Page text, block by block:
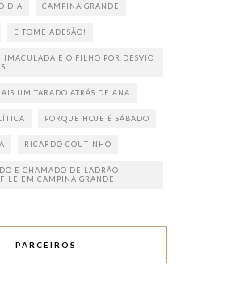
DIA CAMPINA GRANDE
E TOME ADESÃO!
IMACULADA E O FILHO POR DESVIO
UM TARADO ATRÁS DE ANA
PORQUE HOJE É SÁBADO
RICARDO COUTINHO
E CHAMADO DE LADRÃO
EM CAMPINA GRANDE
PARCEIROS